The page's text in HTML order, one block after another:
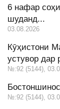
6 нафар
шуданд...
03.08.2026
Кӯҳистони
устувор дар
№:92 (5144),
№:92 (5144),